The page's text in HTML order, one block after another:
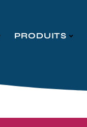
PRODUITS